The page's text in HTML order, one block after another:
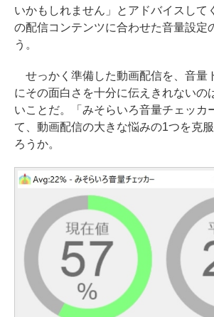
いかもしれません」とアドバイスして
の配信コンテンツに合わせた音量設定
う。
せっかく準備した動画配信を、音量
にその面白さを十分に伝えきれないの
いことだ。「みそらいろ音量チェッカ
て、動画配信の大きな悩みの1つを克
ろうか。